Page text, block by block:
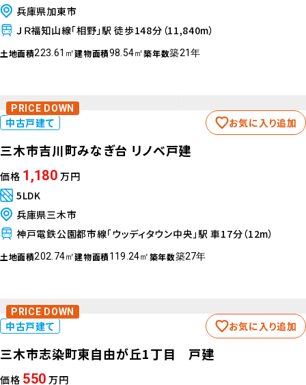
兵庫県加東市
ＪＲ福知山線「相野」駅 徒歩148分（11,840m）
土地面積223.61㎡建物面積98.54㎡築年数築21年
PRICE DOWN
中古戸建て お気に入り追加
三木市吉川町みなぎ台 リノベ戸建
価格 1,180 万円
5LDK
兵庫県三木市
神戸電鉄公園都市線「ウッディタウン中央」駅 車17分（12m）
土地面積202.74㎡建物面積119.24㎡築年数築27年
PRICE DOWN
中古戸建て お気に入り追加
三木市志染町東自由が丘1丁目 戸建
価格 550 万円